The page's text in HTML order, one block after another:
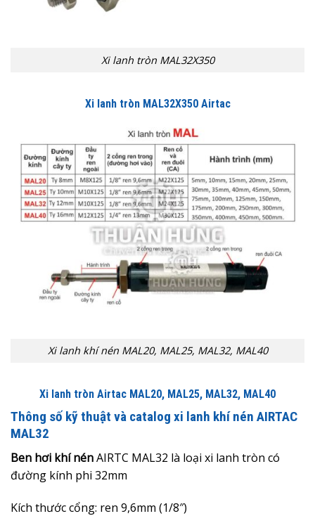
Xi lanh tròn MAL32X350
Xi lanh tròn MAL32X350 Airtac
Xi lanh khí nén MAL20, MAL25, MAL32, MAL40
Xi lanh tròn Airtac MAL20, MAL25, MAL32, MAL40
Thông số kỹ thuật và catalog xi lanh khí nén AIRTAC
MAL32
Ben hơi khí nénAIRTC MAL32 là loại xi lanh tròn có
đường kính phi 32mm
Kích thước cổng: ren 9,6mm (1/8″)